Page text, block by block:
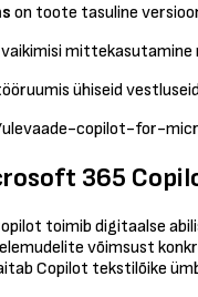
on toote tasuline
mittekasutamine
ühiseid
ulevaade-copilot-for-
365
toimib digitaalse
võimsust
Copilot tekstilõike